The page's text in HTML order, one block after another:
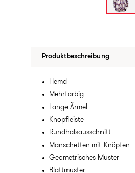
Produktbeschreibung
Hemd
Mehrfarbig
Lange Ärmel
Knopfleiste
Rundhalsausschnitt
Manschetten mit Knöpfen
Geometrisches Muster
Blattmuster